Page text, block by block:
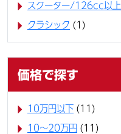
スクーター/126cc以上
クラシック (1)
価格で探す
10万円以下 (11)
10〜20万円 (11)